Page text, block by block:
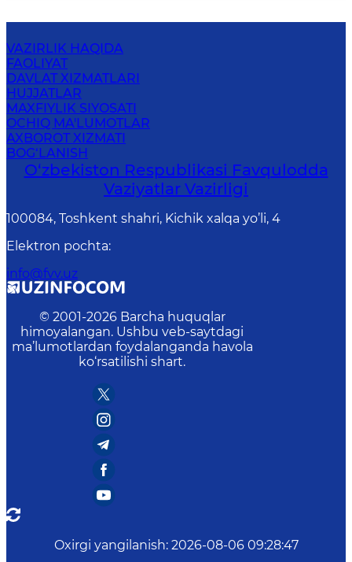
VAZIRLIK HAQIDA
FAOLIYAT
DAVLAT XIZMATLARI
HUJJATLAR
MAXFIYLIK SIYOSATI
OCHIQ MA'LUMOTLAR
AXBOROT XIZMATI
BOG‘LANISH
O‘zbеkistоn Rеspublikаsi Favqulodda
Vaziyatlar Vazirligi
100084, Toshkent shahri, Kichik xalqa yo’li, 4
Elektron pochta:
info@fvv.uz
© 2001-2026 Barcha huquqlar
himoyalangan. Ushbu veb-saytdagi
ma’lumotlardan foydalanganda havola
ko‘rsatilishi shart.
Oxirgi yangilanish: 2026-08-06 09:28:47